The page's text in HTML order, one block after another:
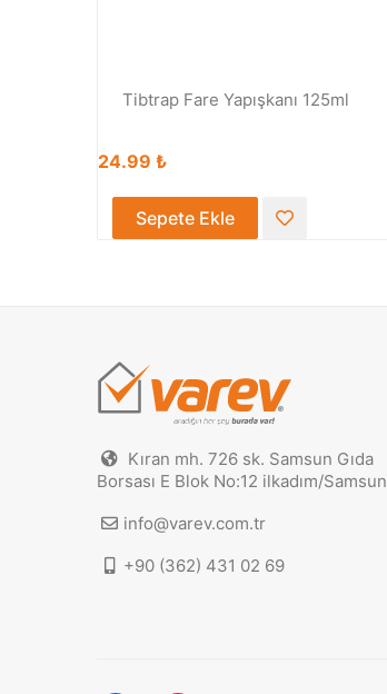
Tibtrap Fare Yapışkanı 125ml
24.99 ₺
Sepete Ekle
Kıran mh. 726 sk. Samsun Gıda
Borsası E Blok No:12 ilkadım/Samsun
info@varev.com.tr
+90 (362) 431 02 69